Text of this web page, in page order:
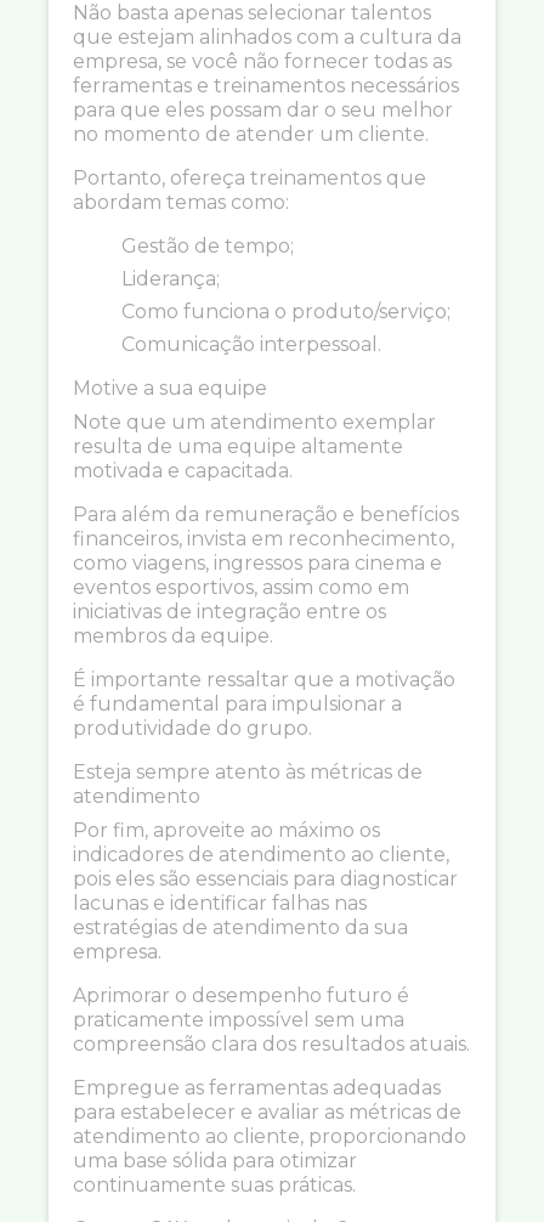
Não basta apenas selecionar talentos
que estejam alinhados com a cultura da
empresa, se você não fornecer todas as
ferramentas e treinamentos necessários
para que eles possam dar o seu melhor
no momento de atender um cliente.
Portanto, ofereça treinamentos que
abordam temas como:
Gestão de tempo;
Liderança;
Como funciona o produto/serviço;
Comunicação interpessoal.
Motive a sua equipe
Note que um atendimento exemplar
resulta de uma equipe altamente
motivada e capacitada.
Para além da remuneração e benefícios
financeiros, invista em reconhecimento,
como viagens, ingressos para cinema e
eventos esportivos, assim como em
iniciativas de integração entre os
membros da equipe.
É importante ressaltar que a motivação
é fundamental para impulsionar a
produtividade do grupo.
Esteja sempre atento às métricas de
atendimento
Por fim, aproveite ao máximo os
indicadores de atendimento ao cliente,
pois eles são essenciais para diagnosticar
lacunas e identificar falhas nas
estratégias de atendimento da sua
empresa.
Aprimorar o desempenho futuro é
praticamente impossível sem uma
compreensão clara dos resultados atuais.
Empregue as ferramentas adequadas
para estabelecer e avaliar as métricas de
atendimento ao cliente, proporcionando
uma base sólida para otimizar
continuamente suas práticas.